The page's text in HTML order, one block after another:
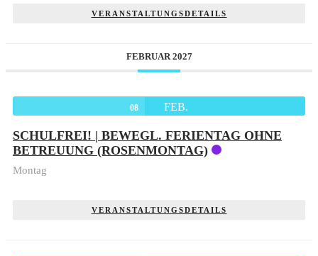
VERANSTALTUNGSDETAILS
FEBRUAR 2027
08 FEB.
SCHULFREI! | BEWEGL. FERIENTAG OHNE
BETREUUNG (ROSENMONTAG)
Montag
VERANSTALTUNGSDETAILS